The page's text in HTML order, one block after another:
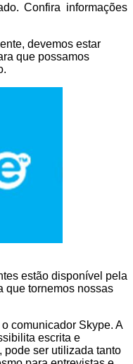
Confira informações
devemos estar
que possamos
estão disponível pela
que tornemos nossas
comunicador Skype. A
escrita e
pode ser utilizada tanto